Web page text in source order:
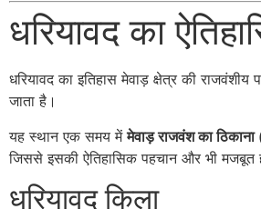
धरियावद का
धरियावद का इतिहास मेवाड़ क्षेत्र की
जाता है।
यह स्थान एक समय मेंमेवाड़ राजवंश का
जिससे इसकी ऐतिहासिक पहचान और भी मजबूत
धरियावद किला